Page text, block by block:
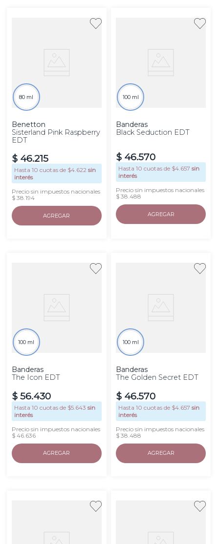
80 ml
Benetton
Sisterland Pink Raspberry
EDT
$ 46.215
Hasta 10 cuotas de $4.622 sin
interés
Precio sin impuestos nacionales
$ 38.194
AGREGAR
100 ml
Banderas
Black Seduction EDT
$ 46.570
Hasta10 cuotas de $4.657 sin
interés
Precio sin impuestos nacionales
$ 38.488
AGREGAR
100 ml
Banderas
The Icon EDT
$ 56.430
Hasta 10 cuotas de $5.643 sin
interés
Precio sin impuestos nacionales
$ 46.636
AGREGAR
100 ml
Banderas
The Golden Secret EDT
$ 46.570
Hasta10 cuotas de $4.657 sin
interés
Precio sin impuestos nacionales
$ 38.488
AGREGAR